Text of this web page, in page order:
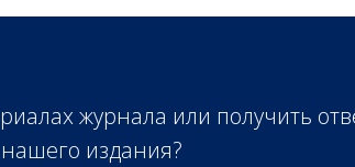
журнала или получить
издания?